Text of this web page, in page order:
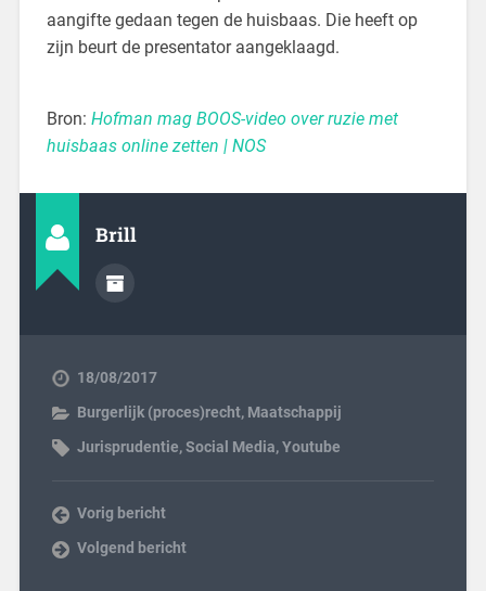
aangifte gedaan tegen de huisbaas. Die heeft op
zijn beurt de presentator aangeklaagd.
Bron: Hofman mag BOOS-video over ruzie met
huisbaas online zetten | NOS
Brill
18/08/2017
Burgerlijk (proces)recht, Maatschappij
Jurisprudentie,Social Media,Youtube
Vorig bericht
Volgend bericht